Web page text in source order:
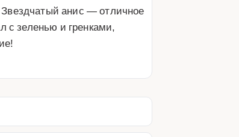
анис — отличное
с зеленью и гренками,